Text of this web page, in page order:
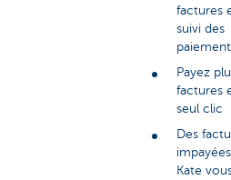
factures
suivi des
Payez
factures
seul clic
Des
Kate